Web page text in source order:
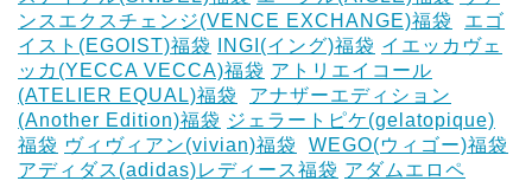
ンスエクスチェンジ(VENCE EXCHANGE)福袋
エゴ
イスト(EGOIST)福袋
‎INGI(イング)福袋 イエッカヴェ
ッカ(YECCA VECCA)福袋 アトリエイコール
(ATELIER EQUAL)福袋
アナザーエディション
(Another Edition)福袋 ジェラートピケ(gelatopique)
福袋 ヴィヴィアン(vivian)福袋
WEGO(ウィゴー)福袋
アディダス(adidas)レディース福袋 アダムエロペ